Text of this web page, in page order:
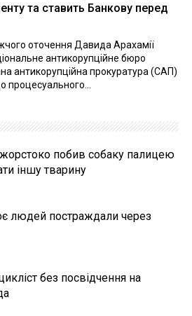
та ставить Банкову перед
оточення Давида Арахамії
антикорупційне бюро
антикорупційна прокуратура (САП)
процесуального...
побив собаку палицею
іншу тварину
людей постраждали через
без посвідчення на